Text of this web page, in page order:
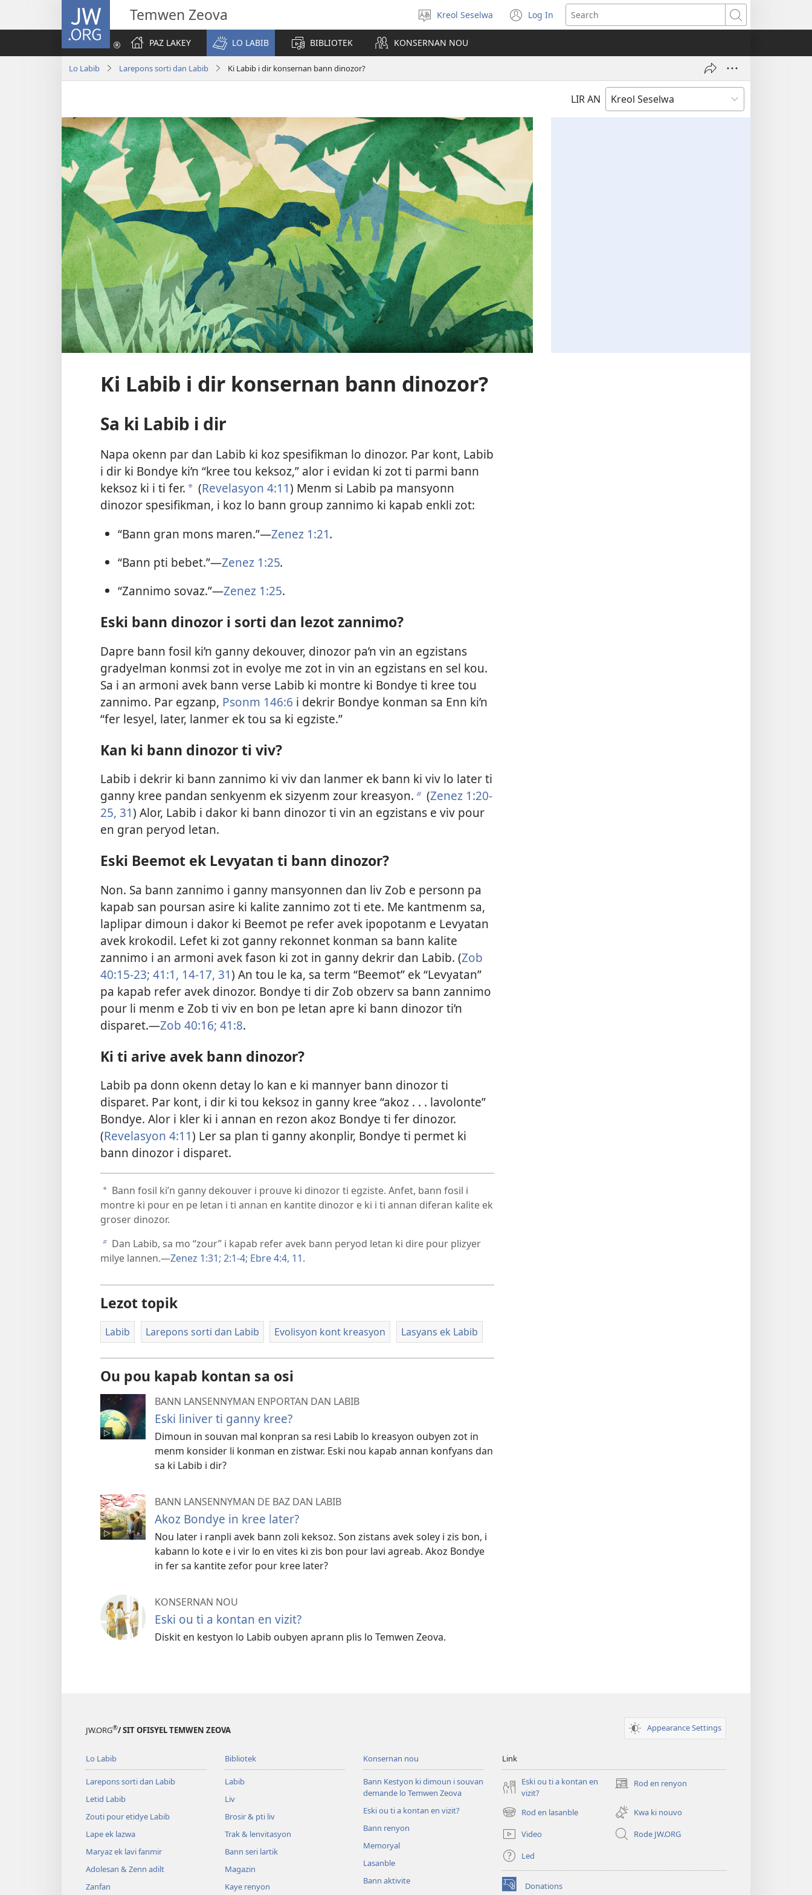
JW.ORG Temwen Zeova
Swazir
en
langaz
Kreol Seselwa Log In
(opens
new
Search
PAZ LAKEY
LO LABIB BIBLIOTEK KONSERNAN NOU
Lo Labib Larepons sorti dan Labib Ki Labib i dir konsernan bann dinozor?
LIR AN
Ki Labib i dir konsernan bann dinozor?
Sa ki Labib i dir
Napa okenn par dan Labib ki koz spesifikman lo dinozor. Par kont, Labib
i dir ki Bondye ki’n “kree tou keksoz,” alor i evidan ki zot ti parmi bann
keksoz ki i ti fer. a (Revelasyon 4:11) Menm si Labib pa mansyonn
dinozor spesifikman, i koz lo bann group zannimo ki kapab enkli zot:
“Bann gran mons maren.”​—Zenez 1:21.
“Bann pti bebet.”​—Zenez 1:25.
“Zannimo sovaz.”​—Zenez 1:25.
Eski bann dinozor i sorti dan lezot zannimo?
Dapre bann fosil ki’n ganny dekouver, dinozor pa’n vin an egzistans
gradyelman konmsi zot in evolye me zot in vin an egzistans en sel kou.
Sa i an armoni avek bann verse Labib ki montre ki Bondye ti kree tou
zannimo. Par egzanp, Psonm 146:6 i dekrir Bondye konman sa Enn ki’n
“fer lesyel, later, lanmer ek tou sa ki egziste.”
Kan ki bann dinozor ti viv?
Labib i dekrir ki bann zannimo ki viv dan lanmer ek bann ki viv lo later ti
ganny kree pandan senkyenm ek sizyenm zour kreasyon. b (Zenez 1:20-
25, 31) Alor, Labib i dakor ki bann dinozor ti vin an egzistans e viv pour
en gran peryod letan.
Eski Beemot ek Levyatan ti bann dinozor?
Non. Sa bann zannimo i ganny mansyonnen dan liv Zob e personn pa
kapab san poursan asire ki kalite zannimo zot ti ete. Me kantmenm sa,
laplipar dimoun i dakor ki Beemot pe refer avek ipopotanm e Levyatan
avek krokodil. Lefet ki zot ganny rekonnet konman sa bann kalite
zannimo i an armoni avek fason ki zot in ganny dekrir dan Labib. (Zob
40:15-23; 41:1, 14-17, 31) An tou le ka, sa term “Beemot” ek “Levyatan”
pa kapab refer avek dinozor. Bondye ti dir Zob obzerv sa bann zannimo
pour li menm e Zob ti viv en bon pe letan apre ki bann dinozor ti’n
disparet.​—Zob 40:16; 41:8.
Ki ti arive avek bann dinozor?
Labib pa donn okenn detay lo kan e ki mannyer bann dinozor ti
disparet. Par kont, i dir ki tou keksoz in ganny kree “akoz . . . lavolonte”
Bondye. Alor i kler ki i annan en rezon akoz Bondye ti fer dinozor.
(Revelasyon 4:11) Ler sa plan ti ganny akonplir, Bondye ti permet ki
bann dinozor i disparet.
a Bann fosil ki’n ganny dekouver i prouve ki dinozor ti egziste. Anfet, bann fosil i
montre ki pour en pe letan i ti annan en kantite dinozor e ki i ti annan diferan kalite ek
groser dinozor.
b Dan Labib, sa mo “zour” i kapab refer avek bann peryod letan ki dire pour plizyer
milye lannen.​—Zenez 1:31; 2:1-4; Ebre 4:4, 11.
Lezot topik
Labib Larepons sorti dan Labib Evolisyon kont kreasyon Lasyans ek Labib
Ou pou kapab kontan sa osi
BANN LANSENNYMAN ENPORTAN DAN LABIB
Eski liniver ti ganny kree?
Dimoun in souvan mal konpran sa resi Labib lo kreasyon oubyen zot in
menm konsider li konman en zistwar. Eski nou kapab annan konfyans dan
sa ki Labib i dir?
BANN LANSENNYMAN DE BAZ DAN LABIB
Akoz Bondye in kree later?
Nou later i ranpli avek bann zoli keksoz. Son zistans avek soley i zis bon, i
kabann lo kote e i vir lo en vites ki zis bon pour lavi agreab. Akoz Bondye
in fer sa kantite zefor pour kree later?
KONSERNAN NOU
Eski ou ti a kontan en vizit?
Diskit en kestyon lo Labib oubyen aprann plis lo Temwen Zeova.
JW.ORG®/ SIT OFISYEL TEMWEN ZEOVA Appearance Settings
Lo Labib
Larepons sorti dan Labib
Letid Labib
Zouti pour etidye Labib
Lape ek lazwa
Maryaz ek lavi fanmir
Adolesan & Zenn adilt
Zanfan
Bibliotek
Labib
Liv
Brosir & pti liv
Trak & lenvitasyon
Bann seri lartik
Magazin
Kaye renyon
Konsernan nou
Bann Kestyon ki dimoun i souvan
demande lo Temwen Zeova
Eski ou ti a kontan en vizit?
Bann renyon
Memoryal
Lasanble
Bann aktivite
Link
Eski ou ti a kontan en
vizit?
Rod en renyon
(opens
window)
Rod en lasanble
(opens
new
window)
Kwa ki nouvo
Video
Rode JW.ORG
Led
Donations
(opens